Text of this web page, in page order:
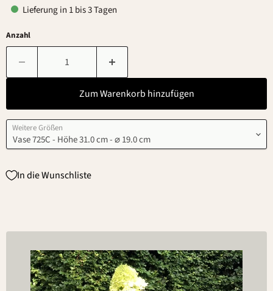
Lieferung in 1 bis 3 Tagen
Anzahl
Zum Warenkorb hinzufügen
Weitere Größen
In die Wunschliste